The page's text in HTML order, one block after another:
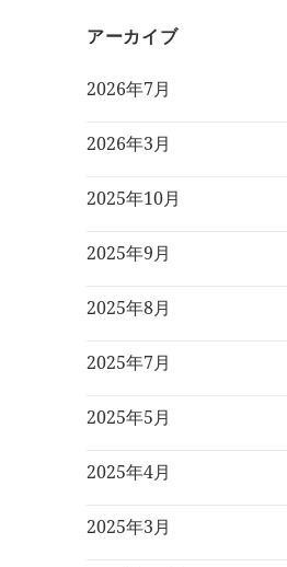
アーカイブ
2026年7月
2026年3月
2025年10月
2025年9月
2025年8月
2025年7月
2025年5月
2025年4月
2025年3月